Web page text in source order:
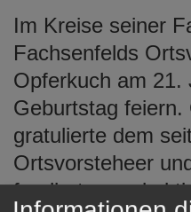
Im Kreise seiner
Fachsenfelds
Opferkuch am 21.
Geburtstag
gratulierte dem
Ortsvorsteheer
fundiertes und